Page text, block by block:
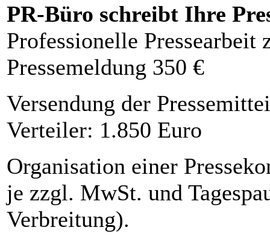
PR-Büro schreibt Ihre
Professionelle Pressearbeit
Pressemeldung 350 €
Versendung der
Verteiler: 1.850 Euro
Organisation einer
je zzgl. MwSt. und
Verbreitung).